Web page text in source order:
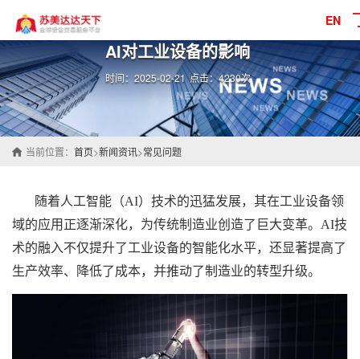
EN
AI对工业设备的影响
时间：2025-02-21 点击：4230次
当前位置： 首页>新闻资讯>常见问题
随着人工智能（AI）技术的迅猛发展，其在工业设备领
域的应用正逐渐深化，为传统制造业创造了巨大变革。AI技
术的融入不仅提升了工业设备的智能化水平，还显著提高了
生产效率、降低了成本，并推动了制造业的转型升级。